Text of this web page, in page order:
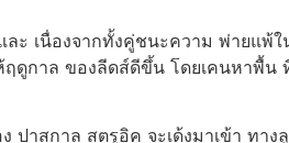
ะ เนื่องจากทั้งคู่ชนะความ พ่ายแพ้
ดูกาล ของลีดส์ดีขึ้น โดยเคนหาพื้น
าสกาล สตรูอิค จะเด้งมาเข้า ทา